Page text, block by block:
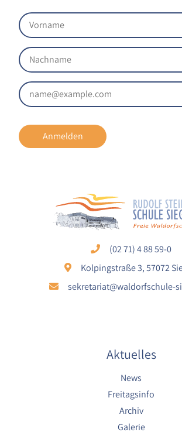
Anmelden
(02 71) 4 88 59-0
Kolpingstraße 3, 57072
sekretariat@waldorfschule-
Aktuelles
News
Freitagsinfo
Archiv
Galerie
Cookie Laufzeit:
1 Jahr
EXTERNE MEDIEN
Um Inhalte von externen
Cookies gesetzt.
Zweck:
Dieser Cookie speichert die
das Laden des Nextcloud-
Cookie Laufzeit:
1 Jahr
YouTube dienen der Erfassung
Benutzerinteraktionen mit